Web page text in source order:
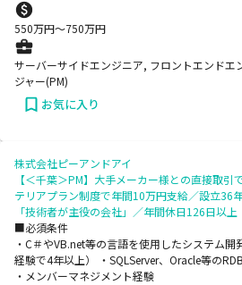
550万円〜750万円
サーバーサイドエンジニア, フロントエンドエ
ジャー(PM)
お気に入り
株式会社ピーアンドアイ
【＜千葉＞PM】大手メーカー様との直接取引
テリアプラン制度で年間10万円支給／設立36
「技術者が主役の会社」／年間休日126日以上
■必須条件
・C＃やVB.net等の言語を使用したシステム
経験で4年以上） ・SQLServer、Oracle等の
・メンバーマネジメント経験